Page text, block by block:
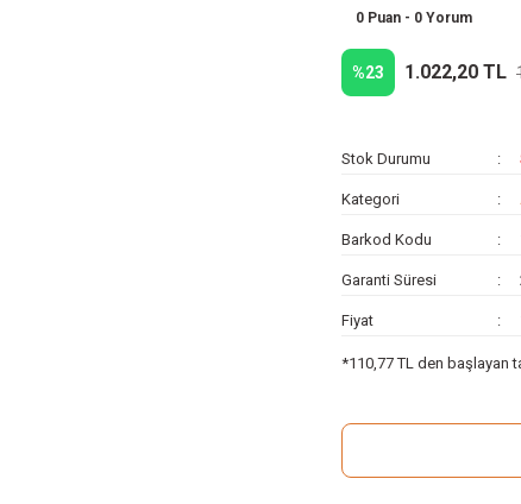
0 Puan - 0 Yorum
%23 1.022,20 TL
Stok Durumu
Kategori
Barkod Kodu
Garanti Süresi
Fiyat
*110,77 TL den başlayan